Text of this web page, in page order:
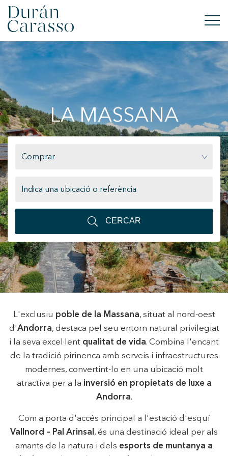
COMPRAR
LLOGAR
VENDRE
GRUP DC
+34 935 178 067
ES CA EN FR
LA MASSANA
Comprar
CERCAR
L'exclusiu poble de la Massana, situat al nord-oest
d'Andorra, destaca pel seu entorn natural privilegiat
i la seva excel·lent qualitat de vida. Combina l'encant
de la tradició pirinenca amb serveis i infraestructures
modernes, convertint-lo en una ubicació molt
atractiva per a la inversió en propietats de luxe a
Andorra.
Com a porta d'accés principal a l'estació d'esquí
Vallnord – Pal Arinsal , és una destinació ideal per als
amants de la natura i dels esports de muntanya a